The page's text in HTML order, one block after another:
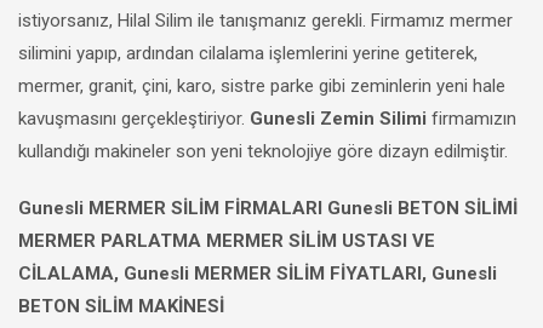
istiyorsanız, Hilal Silim ile tanışmanız gerekli. Firmamız mermer
silimini yapıp, ardından cilalama işlemlerini yerine getiterek,
mermer, granit, çini, karo, sistre parke gibi zeminlerin yeni hale
kavuşmasını gerçekleştiriyor. Gunesli Zemin Silimi firmamızın
kullandığı makineler son yeni teknolojiye göre dizayn edilmiştir.
Gunesli MERMER SİLİM FİRMALARI Gunesli BETON SİLİMİ
MERMER PARLATMA MERMER SİLİM USTASI VE
CİLALAMA, Gunesli MERMER SİLİM FİYATLARI, Gunesli
BETON SİLİM MAKİNESİ